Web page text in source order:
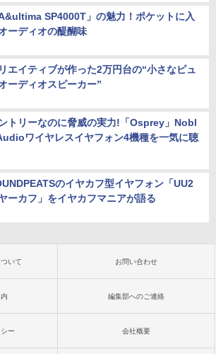
A&ultima SP4000T」の魅力！ポケットに入
ーディオの醍醐味
エイティブが作った2万円台の“小さなピュ
ーディオスピーカー”
トリーなのに脅威の実力!「Osprey」Nobl
ワイヤレスイヤフォン4機種を一気に聴
のイヤカフ型イヤフォン「UU2
ーカフ」をイヤカフマニアが語る
いて お問い合わせ
編集部へのご連絡
ー 会社概要